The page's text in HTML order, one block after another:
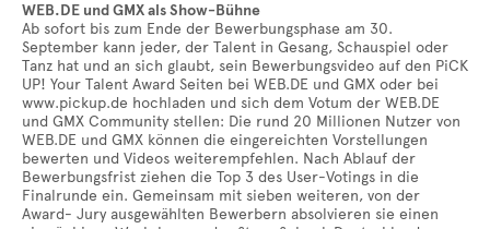
WEB.DE und GMX als Show-Bühne
Ab sofort bis zum Ende der Bewerbungsphase am 30.
September kann jeder, der Talent in Gesang, Schauspiel oder
Tanz hat und an sich glaubt, sein Bewerbungsvideo auf den PiCK
UP! Your Talent Award Seiten bei WEB.DE und GMX oder bei
www.pickup.de hochladen und sich dem Votum der WEB.DE
und GMX Community stellen: Die rund 20 Millionen Nutzer von
WEB.DE und GMX können die eingereichten Vorstellungen
bewerten und Videos weiterempfehlen. Nach Ablauf der
Bewerbungsfrist ziehen die Top 3 des User-Votings in die
Finalrunde ein. Gemeinsam mit sieben weiteren, von der
Award- Jury ausgewählten Bewerbern absolvieren sie einen